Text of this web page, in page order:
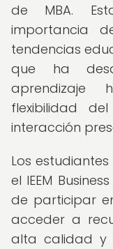
de MBA.
importancia
tendencias
que ha
aprendizaje
flexibilidad
interacción
Los
el IEEM
de participar
acceder a
alta calidad y